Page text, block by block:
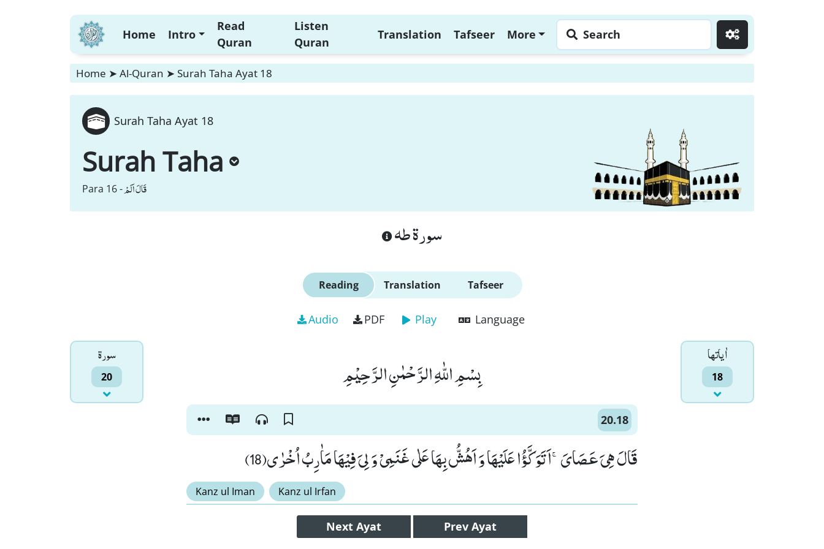
Home Intro
Read
Quran
Listen
Quran
Translation Tafseer More Search
Home ➤ Al-Quran ➤ Surah Taha Ayat 18
Surah Taha Ayat 18
Surah Taha
Para 16 -قَالَ اَلَمْ
سورة طه
Reading Translation Tafseer
Audio PDF Play Language
سورۃ
20
اٰياتها
18 بِسْمِ اللّٰهِ الرَّحْمٰنِ الرَّحِیْمِ
20.18
قَالَ هِیَ عَصَایَۚ-اَتَوَكَّؤُا عَلَیْهَا وَ اَهُشُّ بِهَا عَلٰى غَنَمِیْ وَ لِیَ فِیْهَا مَاٰرِبُ اُخْرٰى(18)
Kanz ul Iman Kanz ul Irfan
Next Ayat Prev Ayat